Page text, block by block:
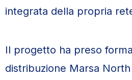
integrata della propria
Il progetto ha preso
distribuzione Marsa